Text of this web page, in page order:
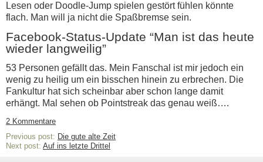
Lesen oder Doodle-Jump spielen gestört fühlen könnte
flach. Man will ja nicht die Spaßbremse sein.
Facebook-Status-Update “Man ist das heute
wieder langweilig”
53 Personen gefällt das. Mein Fanschal ist mir jedoch ein
wenig zu heilig um ein bisschen hinein zu erbrechen. Die
Fankultur hat sich scheinbar aber schon lange damit
erhängt. Mal sehen ob Pointstreak das genau weiß….
2 Kommentare
Previous post: Die gute alte Zeit
Next post: Auf ins letzte Drittel